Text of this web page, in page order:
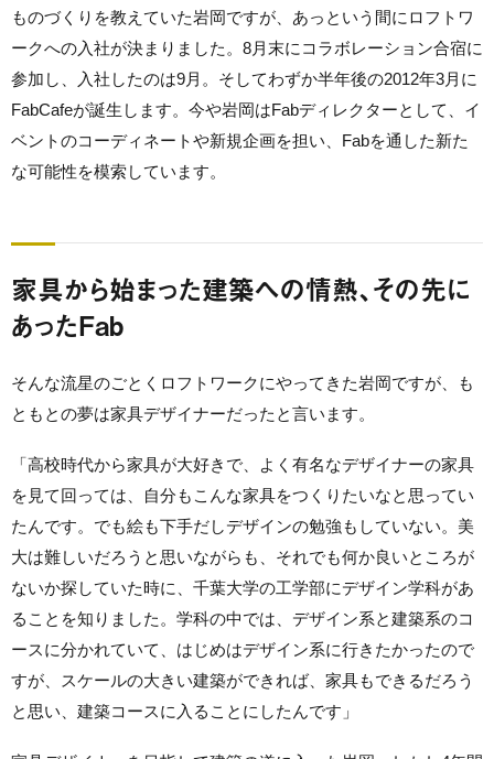
ものづくりを教えていた岩岡ですが、 あっという間にロフトワ
ークへの入社が決まりました。 8月末にコラボレーション合宿に
参加し、入社したのは9月。 そしてわずか半年後の2012年3月に
FabCafeが誕生し ます。今や岩岡はFabディレクターとして、イ
ベントのコーディネートや新規企画を担い、Fabを通した新た
な可能性を模索しています。
家具から始まった建築への情熱、その先に
あったFab
そんな流星のごとくロフトワークにやってきた岩岡ですが、も
ともとの夢は家具デザイナーだったと言います。
「高校時代から家具が大好きで、よく有名なデザイナーの家具
を見て回っては、自分もこんな家具をつくりたいなと思ってい
たんです。でも絵も下手だしデザインの勉強もしていない。美
大は難しいだろうと思いながらも、それでも何か良いところが
ないか探していた時に、千葉大学の工学部にデザイン学科があ
ることを知りました。学科の中では、デザイン系と建築系のコ
ースに分かれていて、はじめはデザイン系に行きたかったので
すが、スケールの大きい建築ができれば、家具もできるだろう
と思い、建築コースに入ることにしたんです」